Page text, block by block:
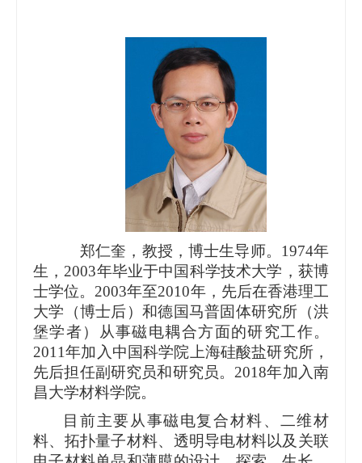
郑仁奎，教授，博士生导师。 1974年
生， 2003年毕业于中国科学技术大学，获博
士学位。 2003年至2010年，先后在香港理工
大学（博士后）和德国马普固体研究所（洪
堡学者）从事磁电耦合方面的研究工作。
2011年加入中国科学院上海硅酸盐研究所，
先后担任副研究员和研究员。 2018年加入南
昌大学材料学院。
目前主要从事磁电复合材料、二维材
料、拓扑量子材料、透明导电材料以及关联